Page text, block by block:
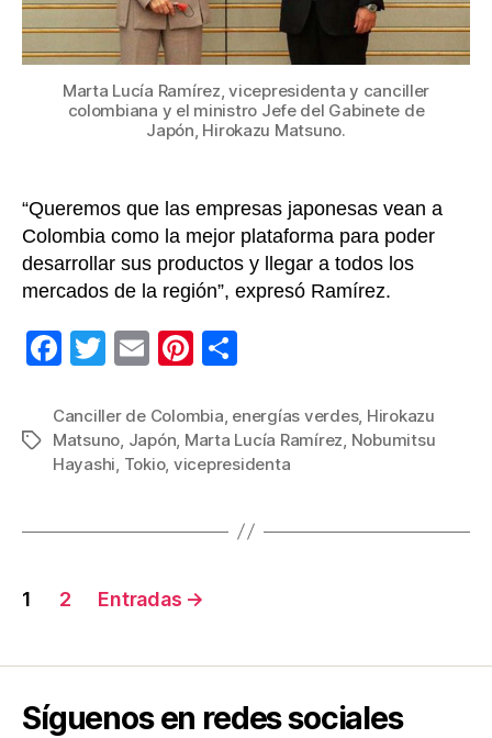
Marta Lucía Ramírez, vicepresidenta y canciller
colombiana y el ministro Jefe del Gabinete de
Japón, Hirokazu Matsuno.
“Queremos que las empresas japonesas vean a
Colombia como la mejor plataforma para poder
desarrollar sus productos y llegar a todos los
mercados de la región”, expresó Ramírez.
F
c
e
o
k
T
tt
er
E
ail
Pi
er
e
m
p
tir
Etiquetas
Canciller de Colombia, energías verdes, Hirokazu
Matsuno, Japón, Marta Lucía Ramírez, Nobumitsu
Hayashi, Tokio, vicepresidenta
Navegación
entradas
1 2 Entradas →
Síguenos en redes sociales